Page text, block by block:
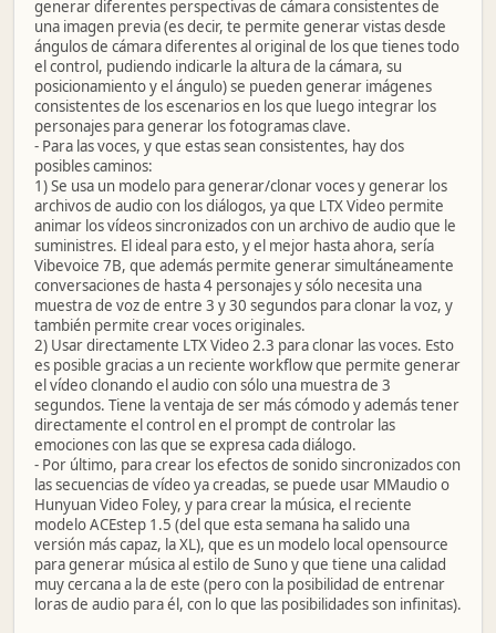
generar diferentes perspectivas de cámara consistentes de
una imagen previa (es decir, te permite generar vistas desde
ángulos de cámara diferentes al original de los que tienes todo
el control, pudiendo indicarle la altura de la cámara, su
posicionamiento y el ángulo) se pueden generar imágenes
consistentes de los escenarios en los que luego integrar los
personajes para generar los fotogramas clave.
- Para las voces, y que estas sean consistentes, hay dos
posibles caminos:
1) Se usa un modelo para generar/clonar voces y generar los
archivos de audio con los diálogos, ya que LTX Video permite
animar los vídeos sincronizados con un archivo de audio que le
suministres. El ideal para esto, y el mejor hasta ahora, sería
Vibevoice 7B, que además permite generar simultáneamente
conversaciones de hasta 4 personajes y sólo necesita una
muestra de voz de entre 3 y 30 segundos para clonar la voz, y
también permite crear voces originales.
2) Usar directamente LTX Video 2.3 para clonar las voces. Esto
es posible gracias a un reciente workflow que permite generar
el vídeo clonando el audio con sólo una muestra de 3
segundos. Tiene la ventaja de ser más cómodo y además tener
directamente el control en el prompt de controlar las
emociones con las que se expresa cada diálogo.
- Por último, para crear los efectos de sonido sincronizados con
las secuencias de vídeo ya creadas, se puede usar MMaudio o
Hunyuan Video Foley, y para crear la música, el reciente
modelo ACEstep 1.5 (del que esta semana ha salido una
versión más capaz, la XL), que es un modelo local opensource
para generar música al estilo de Suno y que tiene una calidad
muy cercana a la de este (pero con la posibilidad de entrenar
loras de audio para él, con lo que las posibilidades son infinitas).